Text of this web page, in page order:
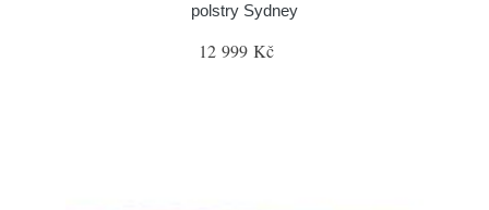
polstry Sydney
12 999 Kč